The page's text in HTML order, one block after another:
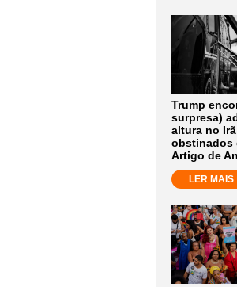
Trump
surpresa)
altura no
obstinados
Artigo de
LER MAIS